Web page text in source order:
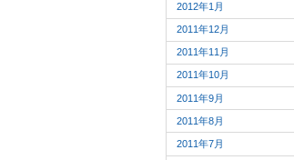
2012年1月
2011年12月
2011年11月
2011年10月
2011年9月
2011年8月
2011年7月